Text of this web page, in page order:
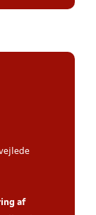
af